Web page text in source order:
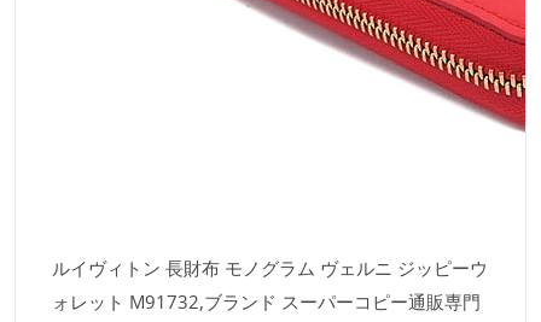
ルイヴィトン 長財布 モノグラム ヴェルニ ジッピーウ
ォレット M91732,ブランド スーパーコピー通販専門